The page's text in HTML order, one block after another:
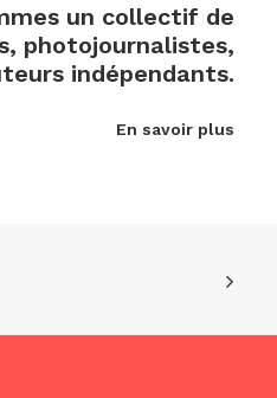
un collectif de
photojournalistes,
indépendants.
En savoir plus